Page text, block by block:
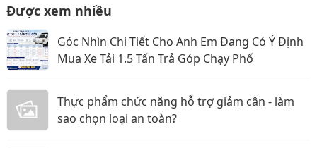
Được xem nhiều
Góc Nhìn Chi Tiết Cho Anh Em Đang Có Ý Định
Mua Xe Tải 1.5 Tấn Trả Góp Chạy Phố
Thực phẩm chức năng hỗ trợ giảm cân - làm
sao chọn loại an toàn?